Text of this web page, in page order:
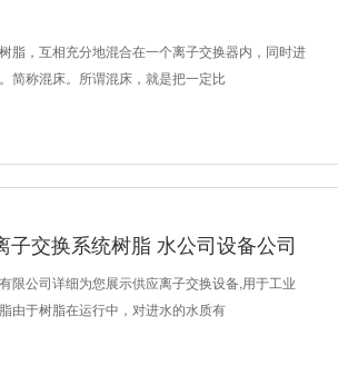
脂，互相充分地混合在一个离子交换器内，同时进
简称混床。所谓混床，就是把一定比
子交换系统树脂 水公司设备公司
限公司详细为您展示供应离子交换设备,用于工业
由于树脂在运行中，对进水的水质有